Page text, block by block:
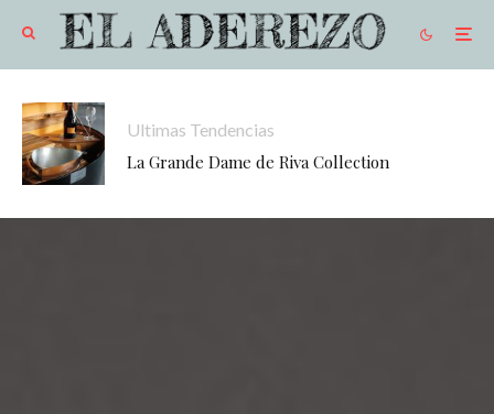
Ultimas Tendencias
La Grande Dame de Riva Collection